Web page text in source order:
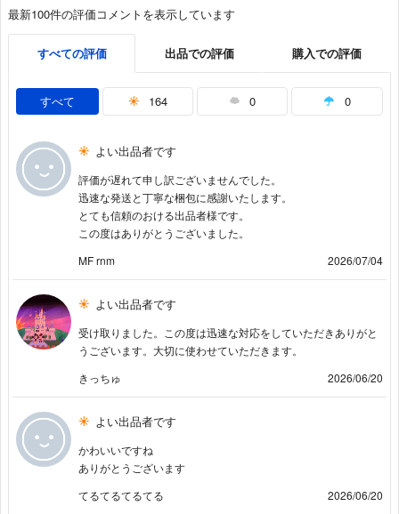
最新100件の評価コメントを表示しています
すべての評価 出品での評価 購入での評価
すべて 164 0 0
よい出品者です
評価が遅れて申し訳ございませんでした。
迅速な発送と丁寧な梱包に感謝いたします。
とても信頼のおける出品者様です。
この度はありがとうございました。
MF rnm
2026/07/04
よい出品者です
受け取りました。この度は迅速な対応をしていただきありがと
うございます。大切に使わせていただきます。
きっちゅ
2026/06/20
よい出品者です
かわいいですね
ありがとうございます
てるてるてるてる
2026/06/20